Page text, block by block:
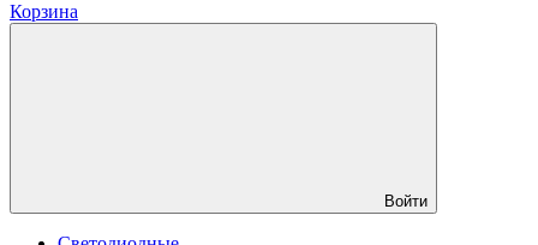
Корзина
Войти